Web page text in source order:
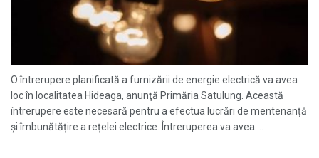
O întrerupere planificată a furnizării de energie electrică va avea
loc în localitatea Hideaga, anunţă Primăria Satulung. Această
întrerupere este necesară pentru a efectua lucrări de mentenanță
și îmbunătățire a rețelei electrice. Întreruperea va avea ...